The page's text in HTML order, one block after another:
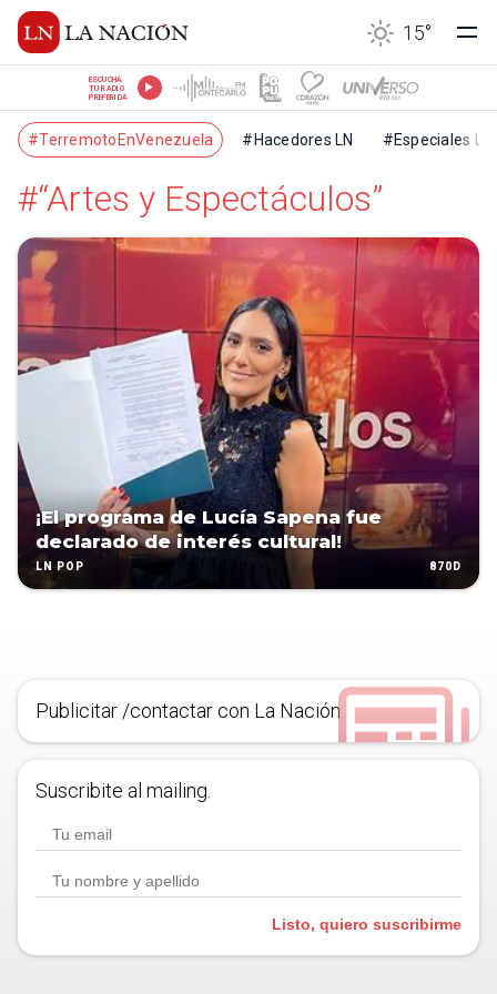
15°
ESCUCHÁ
TU RADIO
PREFERIDA
#TerremotoEnVenezuela #Hacedores LN #Especiales LN
#“Artes y Espectáculos”
¡El programa de Lucía Sapena fue
declarado de interés cultural!
LN POP 870D
Publicitar /contactar con La Nación
Suscribite al mailing.
Listo, quiero suscribirme